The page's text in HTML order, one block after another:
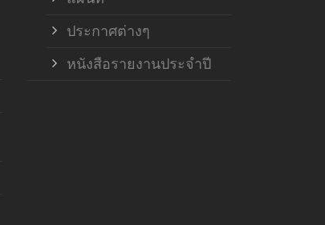
ประกาศต่างๆ
หนังสือรายงานประจำปี